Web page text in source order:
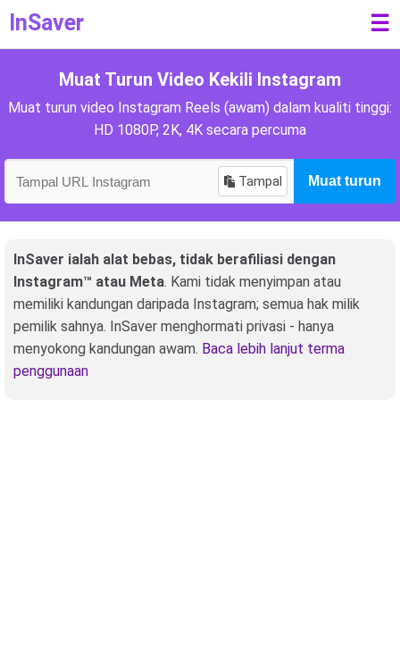
InSaver ☰
Muat Turun Video Kekili Instagram
Muat turun video Instagram Reels (awam) dalam kualiti tinggi:
HD 1080P, 2K, 4K secara percuma
Tampal Muat turun
InSaver ialah alat bebas, tidak berafiliasi dengan
Instagram™ atau Meta. Kami tidak menyimpan atau
memiliki kandungan daripada Instagram; semua hak milik
pemilik sahnya. InSaver menghormati privasi - hanya
menyokong kandungan awam. Baca lebih lanjut terma
penggunaan